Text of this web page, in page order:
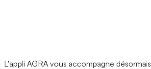
L'appli AGRA vous accompagne